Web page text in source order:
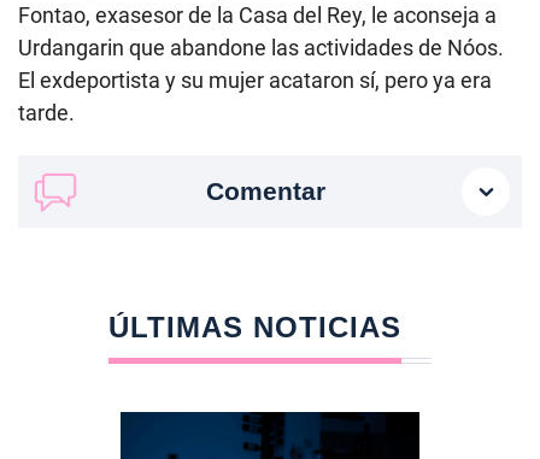
Fontao, exasesor de la Casa del Rey, le aconseja a
Urdangarin que abandone las actividades de Nóos.
El exdeportista y su mujer acataron sí, pero ya era
tarde.
Comentar
ÚLTIMAS NOTICIAS